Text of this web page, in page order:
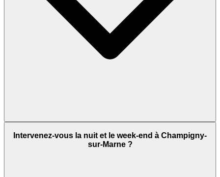
Intervenez-vous la nuit et le week-end à Champigny-
sur-Marne ?